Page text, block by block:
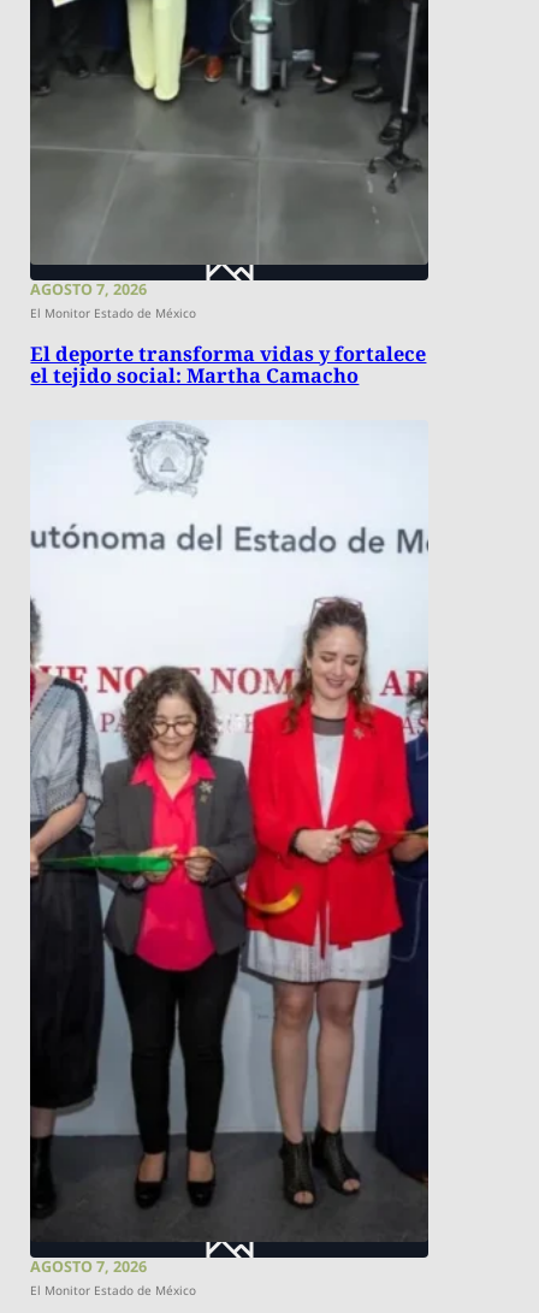
AGOSTO 7, 2026
El Monitor Estado de México
El deporte transforma vidas y fortalece
el tejido social: Martha Camacho
AGOSTO 7, 2026
El Monitor Estado de México